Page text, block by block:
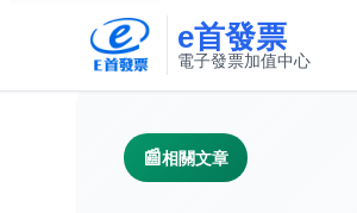
e首發票
電子發票加值中心
相關文章